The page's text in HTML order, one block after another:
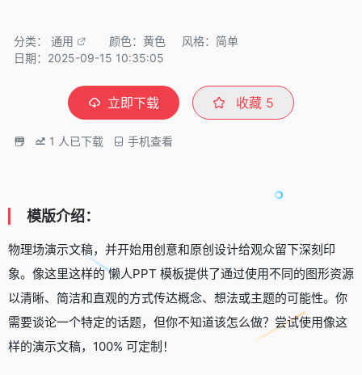
分类： 通用 颜色：黄色
风格：简单
日期：2025-09-15 10:35:05
立即下载 收藏 5
1 人已下载 手机查看
模版介绍：
物理场演示文稿，并开始用创意和原创设计给观众留下深刻印
象。像这里这样的 懒人PPT 模板提供了通过使用不同的图形资源
以清晰、简洁和直观的方式传达概念、想法或主题的可能性。你
需要谈论一个特定的话题，但你不知道该怎么做？尝试使用像这
样的演示文稿，100% 可定制！